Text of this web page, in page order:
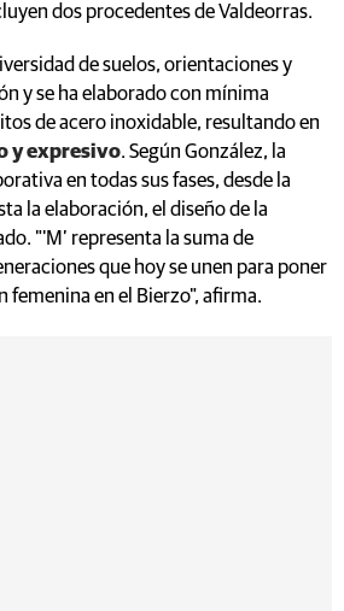
dos procedentes de Valdeorras.
de suelos, orientaciones y
y se ha elaborado con mínima
de acero inoxidable, resultando en
y expresivo. Según González, la
en todas sus fases, desde la
la elaboración, el diseño de la
"'M’ representa la suma de
que hoy se unen para poner
femenina en el Bierzo", afirma.